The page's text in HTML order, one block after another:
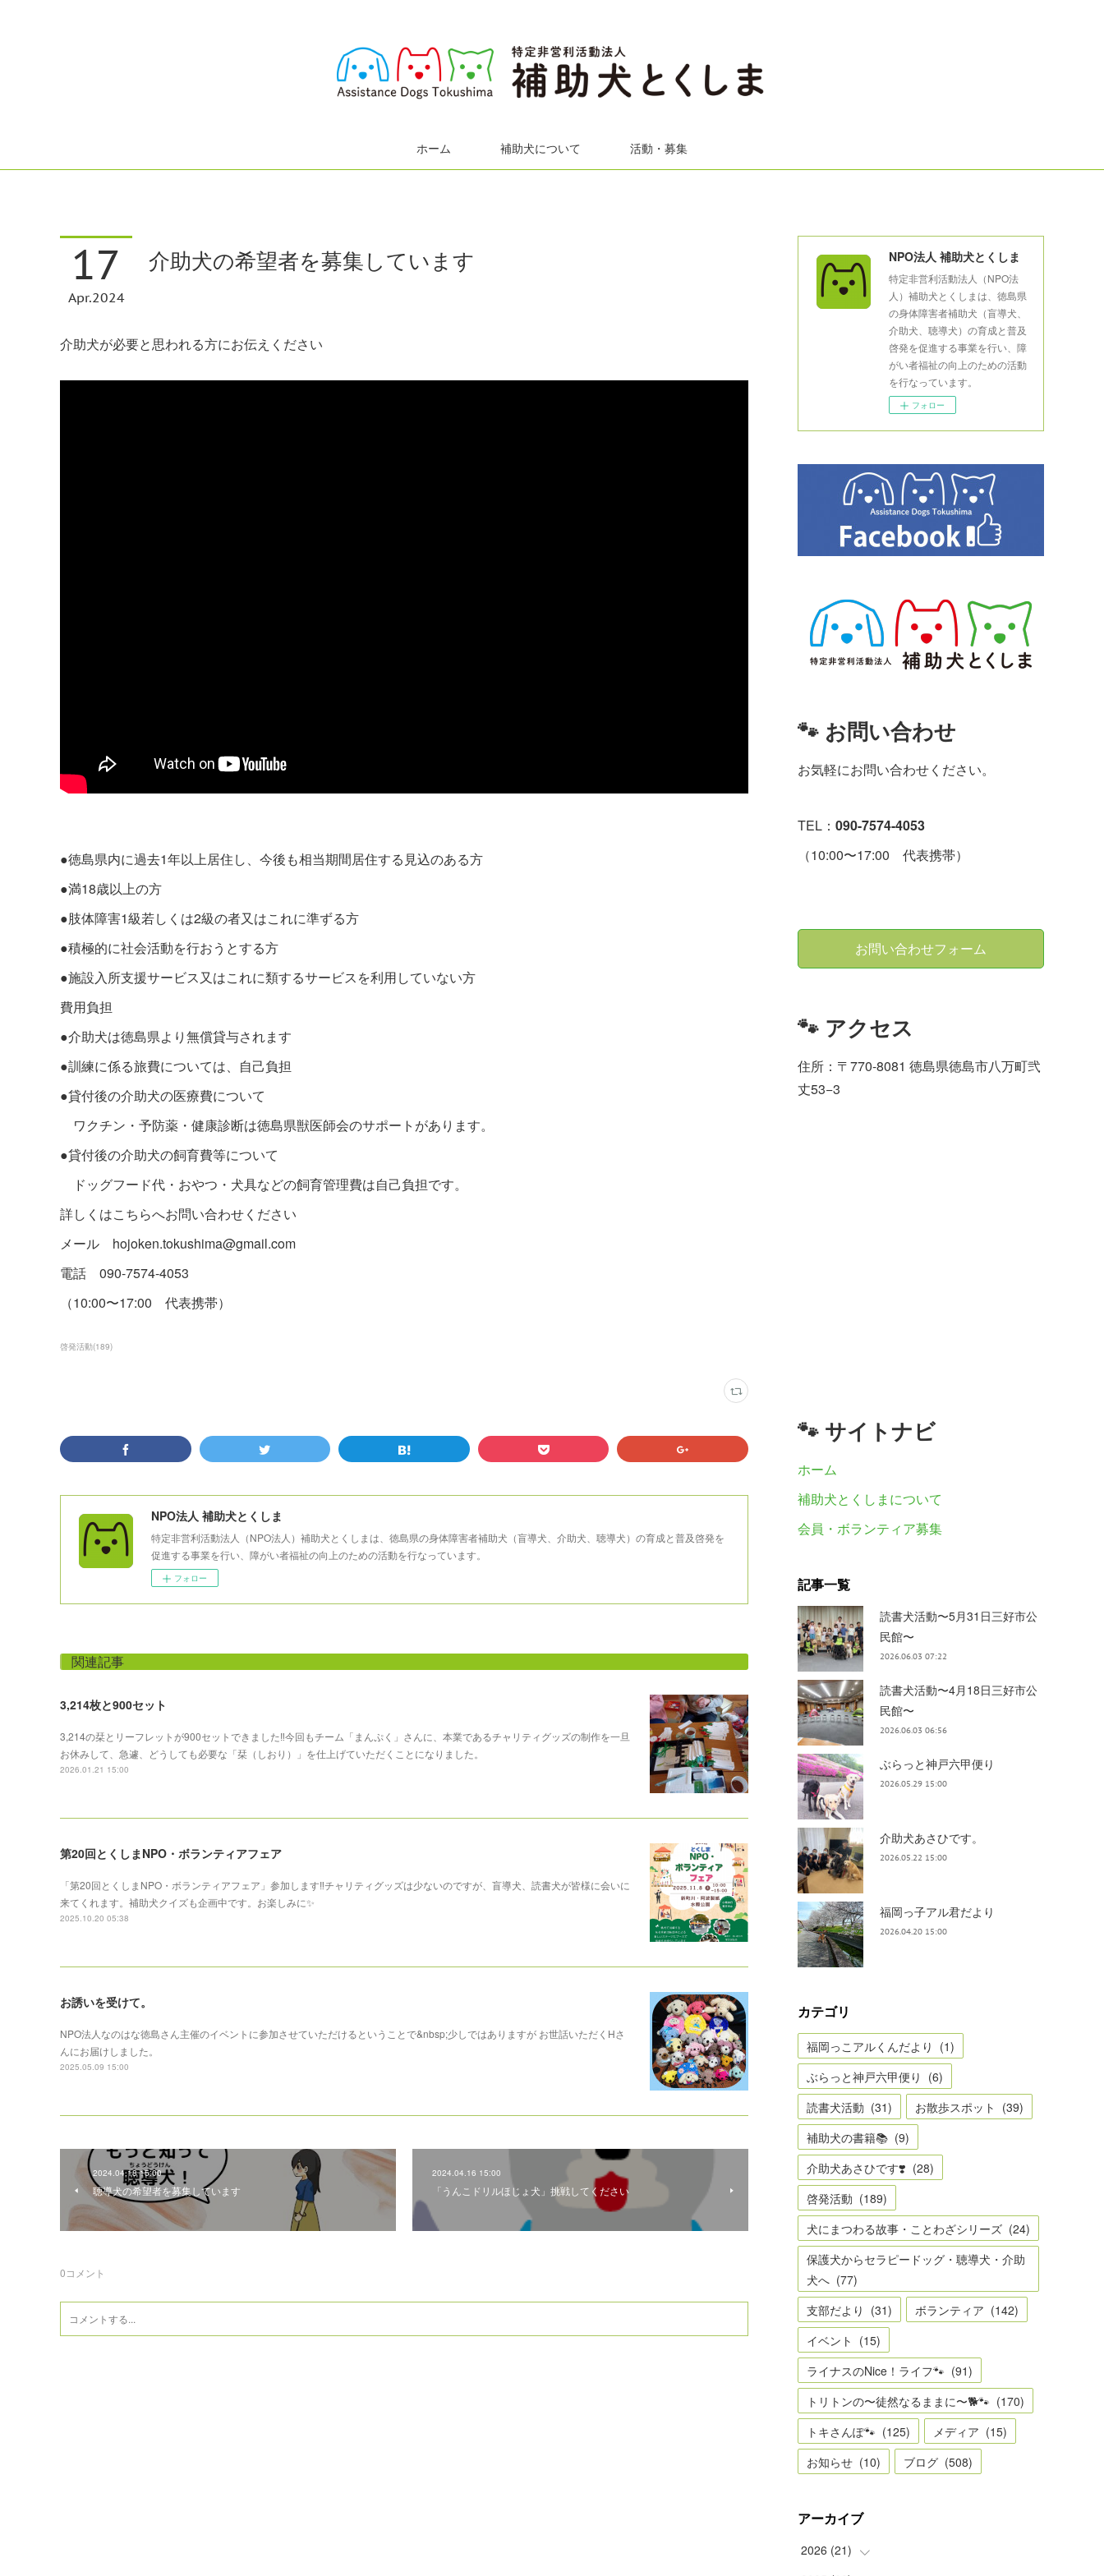
ホーム 補助犬について 活動・募集
17
Apr 2024
介助犬の希望者を募集しています
介助犬が必要と思われる方にお伝えください
●徳島県内に過去1年以上居住し、今後も相当期間居住する見込のある方
●満18歳以上の方
●肢体障害1級若しくは2級の者又はこれに準ずる方
●積極的に社会活動を行おうとする方
●施設入所支援サービス又はこれに類するサービスを利用していない方
費用負担
●介助犬は徳島県より無償貸与されます
●訓練に係る旅費については、自己負担
●貸付後の介助犬の医療費について
ワクチン・予防薬・健康診断は徳島県獣医師会のサポートがあります。
●貸付後の介助犬の飼育費等について
ドッグフード代・おやつ・犬具などの飼育管理費は自己負担です。
詳しくはこちらへお問い合わせください
メール hojoken.tokushima@gmail.com
電話 090-7574-4053
（10:00〜17:00 代表携帯）
啓発活動(189)
NPO法人 補助犬とくしま
特定非営利活動法人（NPO法人）補助犬とくしまは、徳島県の身体障害者補助犬（盲導犬、介助犬、聴導犬）の育成と普及啓発を
促進する事業を行い、障がい者福祉の向上のための活動を行なっています。
フォロー
関連記事
3,214枚と900セット
3,214の栞とリーフレットが900セットできました‼️今回もチーム「まんぷく」さんに、本業であるチャリティグッズの制作を一旦
お休みして、急遽、どうしても必要な「栞（しおり）」を仕上げていただくことになりました。
2026.01.21 15:00
第20回とくしまNPO・ボランティアフェア
「第20回とくしまNPO・ボランティアフェア」参加します‼️チャリティグッズは少ないのですが、盲導犬、読書犬が皆様に会いに
来てくれます。補助犬クイズも企画中です。お楽しみに✨
2025.10.20 05:38
お誘いを受けて。
NPO法人なのはな徳島さん主催のイベントに参加させていただけるということで&nbsp;少しではありますが お世話いただくHさ
んにお届けしました。
2025.05.09 15:00
2024.04.18 15:00
聴導犬の希望者を募集しています
2024.04.16 15:00
「うんこドリルほじょ犬」挑戦してください
0コメント
NPO法人 補助犬とくしま
特定非営利活動法人（NPO法
人）補助犬とくしまは、徳島県
の身体障害者補助犬（盲導犬、
介助犬、聴導犬）の育成と普及
啓発を促進する事業を行い、障
がい者福祉の向上のための活動
を行なっています。
フォロー
🐾 お問い合わせ
お気軽にお問い合わせください。
TEL： 090-7574-4053
（10:00〜17:00 代表携帯）
お問い合わせフォーム
🐾 アクセス
住所：〒770-8081 徳島県徳島市八万町弐
丈53−3
🐾 サイトナビ
ホーム
補助犬とくしまについて
会員・ボランティア募集
記事一覧
読書犬活動〜5月31日三好市公
民館〜
2026.06.03 07:22
読書犬活動〜4月18日三好市公
民館〜
2026.06.03 06:56
ぶらっと神戸六甲便り
2026.05.29 15:00
介助犬あさひです。
2026.05.22 15:00
福岡っ子アル君だより
2026.04.20 15:00
カテゴリ
福岡っこアルくんだより (1)
ぶらっと神戸六甲便り (6)
読書犬活動 (31) お散歩スポット (39)
補助犬の書籍📚 (9)
介助犬あさひです❣️ (28)
啓発活動 (189)
犬にまつわる故事・ことわざシリーズ (24)
保護犬からセラピードッグ・聴導犬・介助
犬へ (77)
支部だより (31) ボランティア (142)
イベント (15)
ライナスのNice！ライフ🐾 (91)
トリトンの〜徒然なるままに〜🐕🐾 (170)
トキさんぽ🐾 (125) メディア (15)
お知らせ (10) ブログ (508)
アーカイブ
2026 (21)